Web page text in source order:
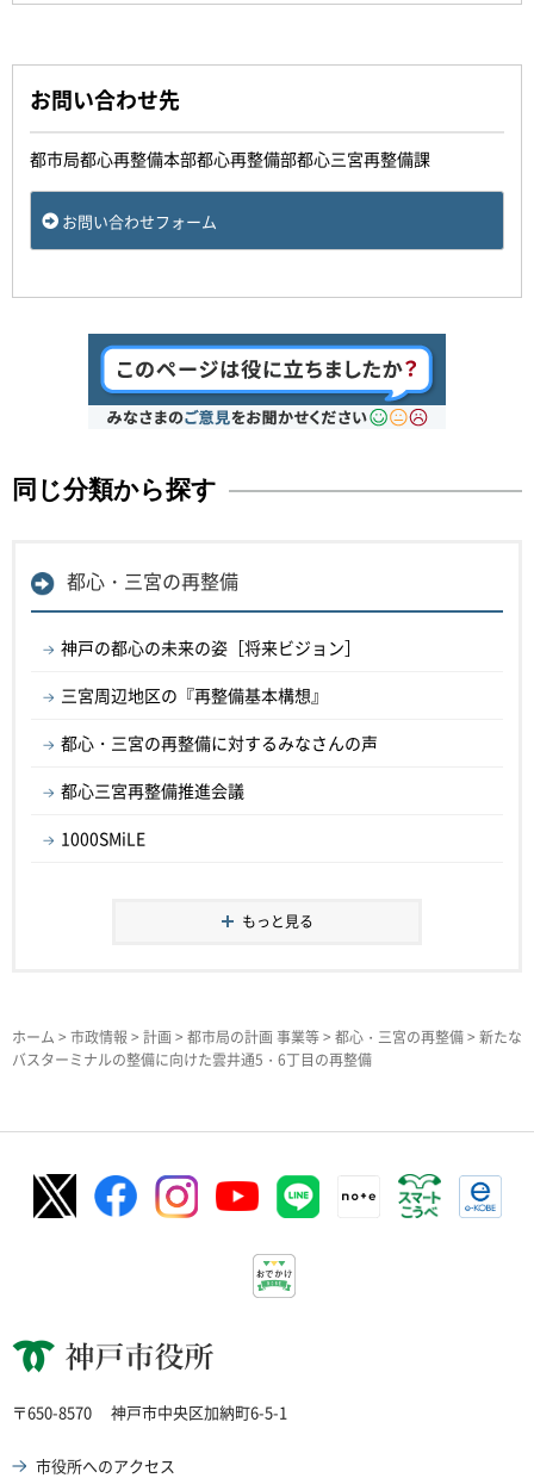
お問い合わせ先
都市局都心再整備本部都心再整備部都心三宮再整備課
お問い合わせフォーム
同じ分類から探す
都心・三宮の再整備
神戸の都心の未来の姿［将来ビジョン］
三宮周辺地区の『再整備基本構想』
都心・三宮の再整備に対するみなさんの声
都心三宮再整備推進会議
1000SMiLE
もっと見る
ホーム > 市政情報 > 計画> 都市局の計画 事業等> 都心・三宮の再整備> 新たな
バスターミナルの整備に向けた雲井通5・6丁目の再整備
神戸市役所
〒650-8570 神戸市中央区加納町6-5-1
市役所へのアクセス